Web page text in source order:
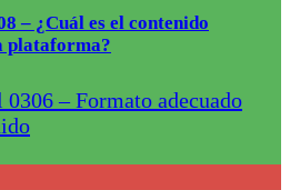
– ¿Cuál es el contenido
plataforma?